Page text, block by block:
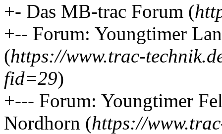
+- Das MB-trac Forum (
+-- Forum: Youngtimer
(https://www.trac-
fid=29)
+--- Forum: Youngtimer
Nordhorn (https://